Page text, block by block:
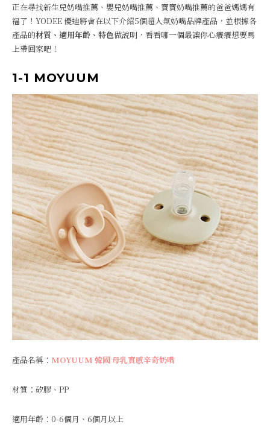
正在尋找新生兒奶嘴推薦、嬰兒奶嘴推薦、寶寶奶嘴推薦的爸爸媽媽有
福了！YODEE 優迪將會在以下介紹5個超人氣奶嘴品牌產品，並根據各
產品的材質、適用年齡、特色做說明，看看哪一個最讓你心癢癢想要馬
上帶回家吧！
1-1 MOYUUM
產品名稱： MOYUUM 韓國 母乳實感辛奇奶嘴
材質：矽膠、PP
適用年齡：0-6個月、6個月以上